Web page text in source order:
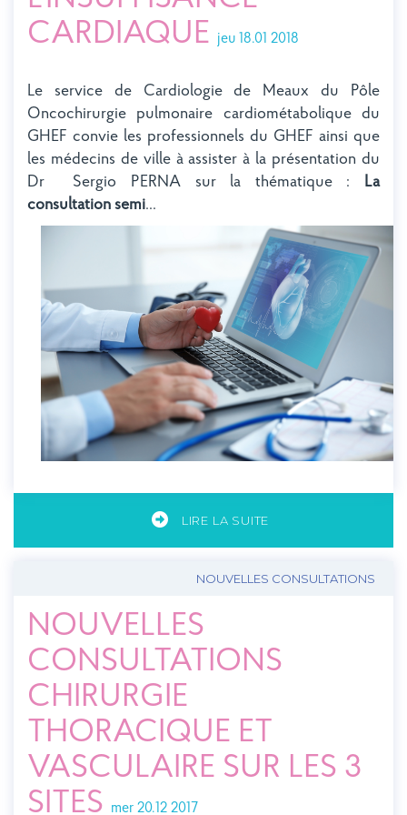
CARDIAQUE
jeu 18.01 2018
Le service de Cardiologie de Meaux du Pôle
Oncochirurgie pulmonaire cardiométabolique du
GHEF convie les professionnels du GHEF ainsi que
les médecins de ville à assister à la présentation du
Dr Sergio PERNA sur la thématique : La
consultation semi...
LIRE LA SUITE
NOUVELLES CONSULTATIONS
NOUVELLES
CONSULTATIONS
CHIRURGIE
THORACIQUE ET
VASCULAIRE SUR LES 3
SITES
mer 20.12 2017